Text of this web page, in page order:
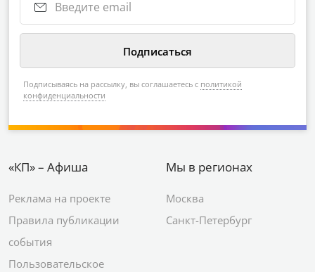
Подписываясь на рассылку, вы соглашаетесь с политикой
конфиденциальности
«КП» – Афиша
Реклама на проекте
Правила публикации
события
Пользовательское
Мы в регионах
Москва
Санкт-Петербург